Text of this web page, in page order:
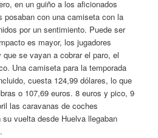
en un guiño a los aficionados
posaban con una camiseta con la
por un sentimiento. Puede ser
es mayor, los jugadores
se vayan a cobrar el paro, el
Una camiseta para la temporada
cuesta 124,99 dólares, lo que
o 107,69 euros. 8 euros y pico, 9
las caravanas de coches
vuelta desde Huelva llegaban